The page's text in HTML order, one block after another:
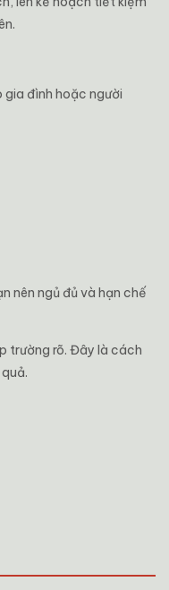
gia đình hoặc người
nên ngủ đủ và hạn chế
trường rõ. Đây là cách